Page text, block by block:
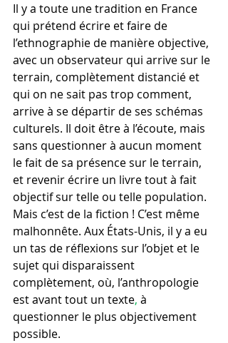
Il y a toute une tradition en France
qui prétend écrire et faire de
l’ethnographie de manière objective,
avec un observateur qui arrive sur le
terrain, complètement distancié et
qui on ne sait pas trop comment,
arrive à se départir de ses schémas
culturels. Il doit être à l’écoute, mais
sans questionner à aucun moment
le fait de sa présence sur le terrain,
et revenir écrire un livre tout à fait
objectif sur telle ou telle population.
Mais c’est de la fiction ! C’est même
malhonnête. Aux États-Unis, il y a eu
un tas de réflexions sur l’objet et le
sujet qui disparaissent
complètement, où, l’anthropologie
est avant tout un texte, à
questionner le plus objectivement
possible.